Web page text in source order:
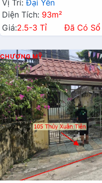
Vị Trí: Đại Yên
Diện Tích: 93m²
Giá:2.5-3 Tỉ Đã Có Sổ
CHƯƠNG MỸ